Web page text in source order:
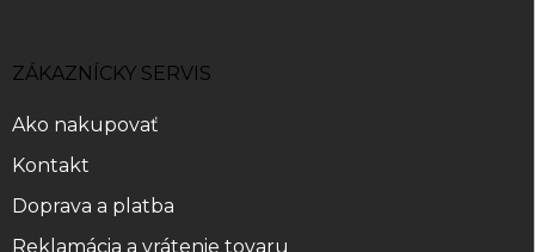
e
ZÁKAZNÍCKY SERVIS
Ako nakupovať
Kontakt
Doprava a platba
Reklamácia a vrátenie tovaru